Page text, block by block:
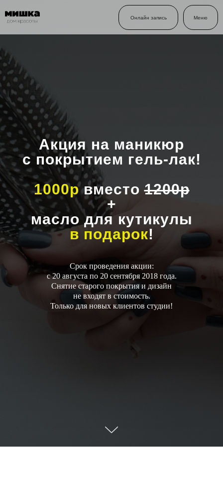
Онлайн запись Меню
Акция на маникюр
с покрытием гель-лак!
1000р вместо 1200р
+
масло для кутикулы
в подарок!
Срок проведения акции:
с 20 августа по 20 сентября 2018 года.
Снятие старого покрытия и дизайн
не входят в стоимость.
Только для новых клиентов студии!